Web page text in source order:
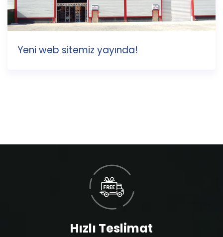
Yeni web sitemiz yayında!
Hızlı Teslimat